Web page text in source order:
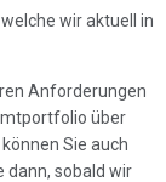
wir aktuell in
Anforderungen
über
Sie auch
dann, sobald wir